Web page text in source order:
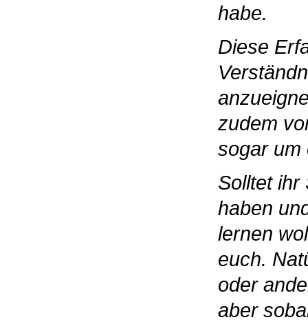
habe.
Diese
zudem
sogar um
Solltet ihr
haben
lernen
euch.
oder
aber